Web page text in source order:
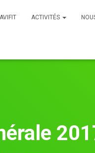
AVIFIT ACTIVITÉS